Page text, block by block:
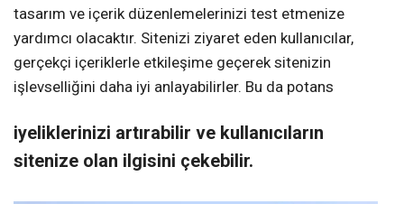
tasarım ve içerik düzenlemelerinizi test etmenize
yardımcı olacaktır. Sitenizi ziyaret eden kullanıcılar,
gerçekçi içeriklerle etkileşime geçerek sitenizin
işlevselliğini daha iyi anlayabilirler. Bu da potans
iyeliklerinizi artırabilir ve kullanıcıların
sitenize olan ilgisini çekebilir.